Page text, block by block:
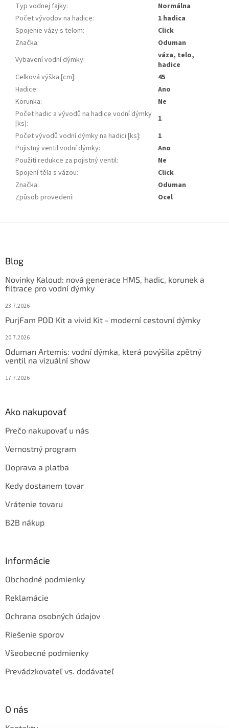
Typ vodnej fajky:
Normálna
Počet vývodov na hadice:
1 hadica
Spojenie vázy s telom:
Click
Značka:
Oduman
Vybavení vodní dýmky:
váza, telo,
hadice
Celková výška [cm]:
45
Hadice:
Ano
Korunka:
Ne
Počet hadic a vývodů na hadice vodní dýmky
[ks]:
1
Počet vývodů vodní dýmky na hadici [ks]:
1
Pojistný ventil vodní dýmky:
Ano
Použití redukce za pojistný ventil:
Ne
Spojení těla s vázou:
Click
Značka:
Oduman
Způsob provedení: Ocel
Blog
Novinky Kaloud: nová generace HMS, hadic, korunek a
filtrace pro vodní dýmky
23.7.2026
PurjFam POD Kit a vivid Kit - moderní cestovní dýmky
20.7.2026
Oduman Artemis: vodní dýmka, která povýšila zpětný
ventil na vizuální show
17.7.2026
Ako nakupovať
Prečo nakupovať u nás
Vernostný program
Doprava a platba
Kedy dostanem tovar
Vrátenie tovaru
B2B nákup
Informácie
Obchodné podmienky
Reklamácie
Ochrana osobných údajov
Riešenie sporov
Všeobecné podmienky
Prevádzkovateľ vs. dodávateľ
O nás